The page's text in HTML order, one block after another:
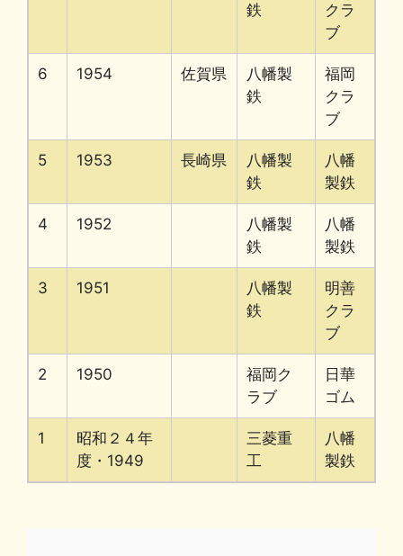
鉄
クラ
ブ
6 1954 佐賀県
八幡製
鉄
福岡
クラ
ブ
5 1953 長崎県
八幡製
鉄
八幡
製鉄
4 1952
八幡製
鉄
八幡
製鉄
3 1951
八幡製
鉄
明善
クラ
ブ
2 1950
福岡ク
ラブ
日華
ゴム
1
昭和２４年
度・1949
三菱重
工
八幡
製鉄